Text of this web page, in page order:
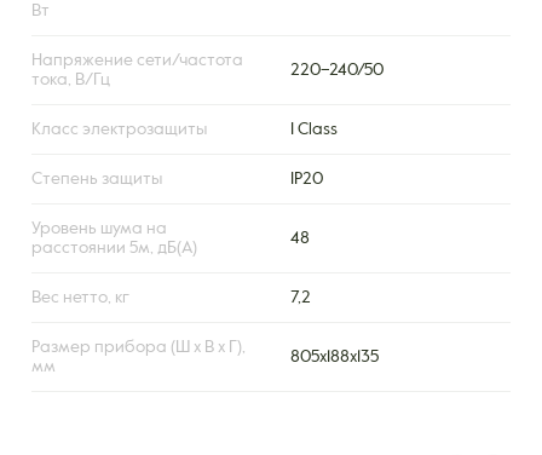
Вт
Напряжение сети/частота
тока, В/Гц
220–240/50
Класс электрозащиты I Class
Степень защиты IP20
Уровень шума на
расстоянии 5м, дБ(А)
48
Вес нетто, кг 7,2
Размер прибора (Ш х В х Г),
мм
805x188x135